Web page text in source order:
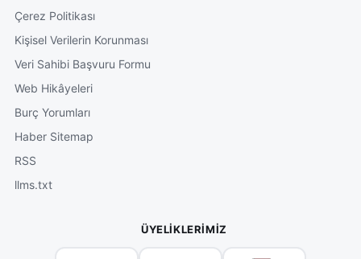
Çerez Politikası
Kişisel Verilerin Korunması
Veri Sahibi Başvuru Formu
Web Hikâyeleri
Burç Yorumları
Haber Sitemap
RSS
llms.txt
ÜYELIKLERIMIZ